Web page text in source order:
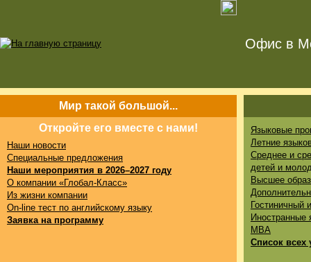
Офис в
Мир такой большой...
Откройте его вместе с нами!
Наши новости
Специальные предложения
Наши мероприятия в 2026–2027 году
О компании «Глобал-Класс»
Из жизни компании
On-line тест по английскому языку
Заявка на программу
Языковые
Летние
Среднее и
детей и
Высшее
Гостиничный
Иностранные
MBA
Список всех